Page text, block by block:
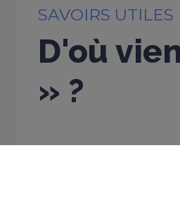
SAVOIRS UTILES
D'où
» ?